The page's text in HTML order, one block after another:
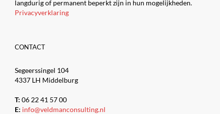
langdurig of permanent beperkt zijn in hun mogelijkheden.
Privacyverklaring
CONTACT
Segeerssingel 104
4337 LH Middelburg
T: 06 22 41 57 00
E: info@veldmanconsulting.nl